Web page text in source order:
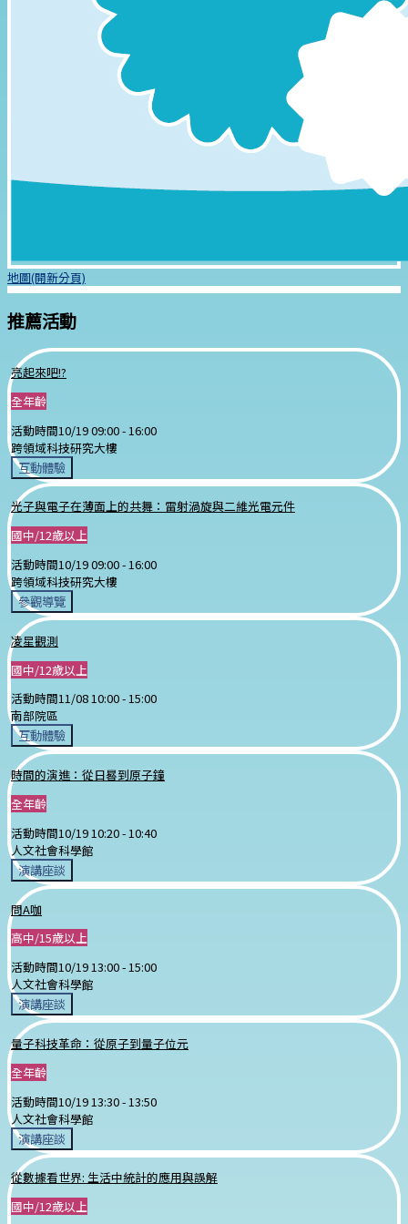
地圖(開新分頁)
推薦活動
亮起來吧!?
全年齡
活動時間10/19 09:00 - 16:00
跨領域科技研究大樓
互動體驗
光子與電子在薄面上的共舞：雷射渦旋與二維光電元件
國中/12歲以上
活動時間10/19 09:00 -16:00
跨領域科技研究大樓
參觀導覽
凌星觀測
國中/12歲以上
活動時間11/08 10:00 -15:00
南部院區
互動體驗
時間的演進：從日晷到原子鐘
全年齡
活動時間10/19 10:20 - 10:40
人文社會科學館
演講座談
問A咖
高中/15歲以上
活動時間10/19 13:00 -15:00
人文社會科學館
演講座談
量子科技革命：從原子到量子位元
全年齡
活動時間10/19 13:30 - 13:50
人文社會科學館
演講座談
從數據看世界: 生活中統計的應用與誤解
國中/12歲以上